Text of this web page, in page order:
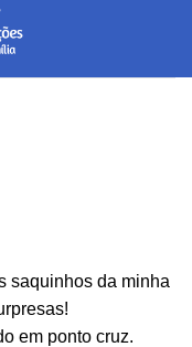
saquinhos da minha
em ponto cruz.